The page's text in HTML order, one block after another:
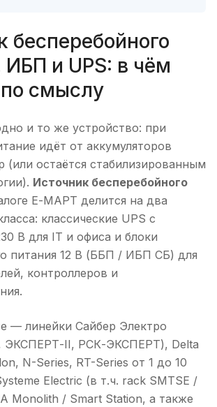
бесперебойного
ИБП и UPS: в чём
смыслу
и то же устройство: при
идёт от аккумуляторов
(или остаётся стабилизированным
Источник бесперебойного
Е-МАРТ делится на два
классические UPS с
В для IT и офиса и блоки
питания 12 В (ББП / ИБП СБ) для
контроллеров и
— линейки Сайбер Электро
II, РСК-ЭКСПЕРТ), Delta
N-Series, RT-Series от 1 до 10
Electric (в т.ч. rack SMTSE /
Monolith / Smart Station, а также